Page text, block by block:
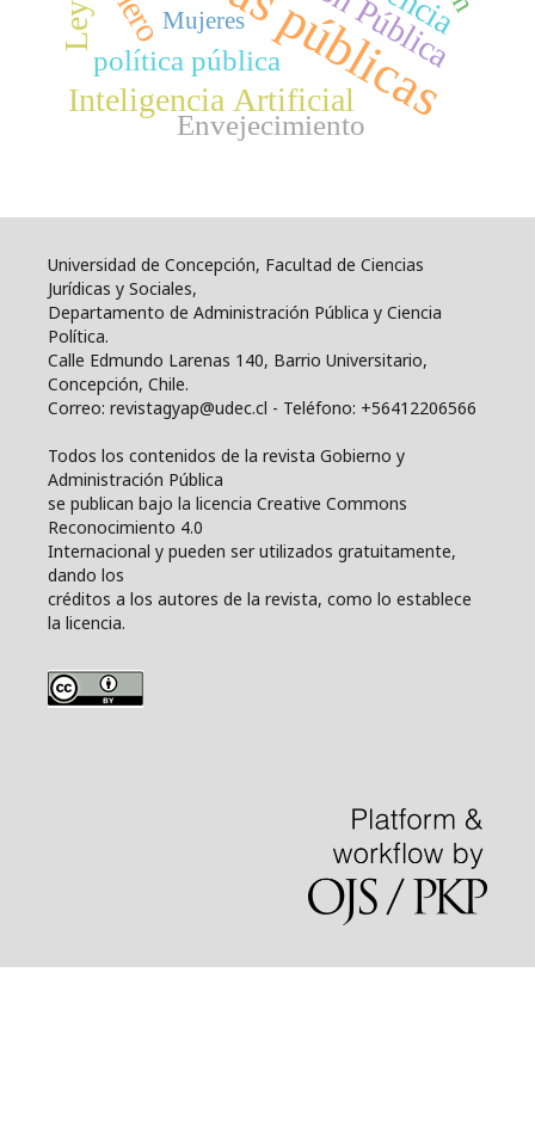
Inteligencia Artificial
política pública
Envejecimiento
Mujeres
Universidad de Concepción, Facultad de Ciencias
Jurídicas y Sociales,
Departamento de Administración Pública y Ciencia
Política.
Calle Edmundo Larenas 140, Barrio Universitario,
Concepción, Chile.
Correo: revistagyap@udec.cl - Teléfono: +56412206566
Todos los contenidos de la revista Gobierno y
Administración Pública
se publican bajo la licencia Creative Commons
Reconocimiento 4.0
Internacional y pueden ser utilizados gratuitamente,
dando los
créditos a los autores de la revista, como lo establece
la licencia.